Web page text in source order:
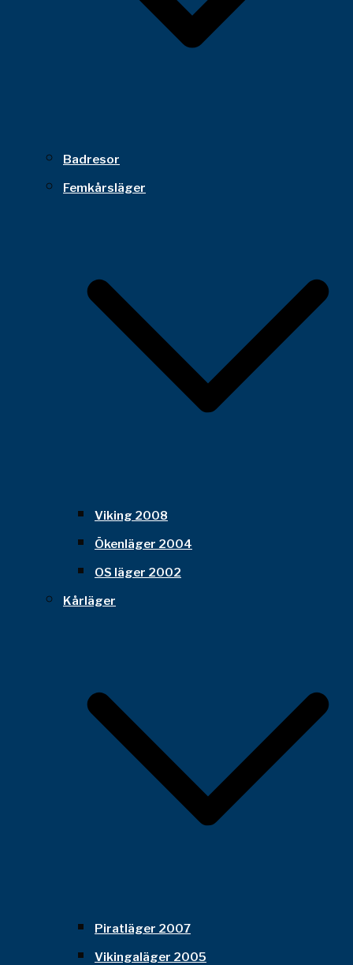
Badresor
Femkårsläger
Viking 2008
Ökenläger 2004
OS läger 2002
Kårläger
Piratläger 2007
Vikingaläger 2005